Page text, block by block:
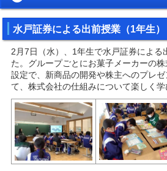
水戸証券による出前授業（1年生）
2月7日（水）、1年生で水戸証券による
た。グループごとにお菓子メーカーの
設定で、新商品の開発や株主へのプレ
て、株式会社の仕組みについて楽しく学